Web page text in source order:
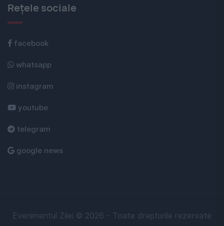
Rețele sociale
facebook
whatsapp
instagram
youtube
telegram
google news
Evenimentul Zilei © 2026 - Toate drepturile rezervate